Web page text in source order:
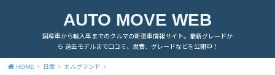
AUTO MOVE WEB
国産車から輸入車までのクルマの新型車情報サイト。最新グレードか
ら 過去モデルまで口コミ、燃費、グレードなどを公開中！
HOME 日産 エルグランド